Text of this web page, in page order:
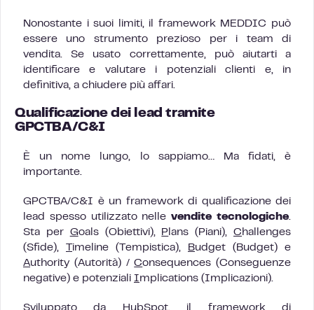
Nonostante i suoi limiti, il framework MEDDIC può
essere uno strumento prezioso per i team di
vendita. Se usato correttamente, può aiutarti a
identificare e valutare i potenziali clienti e, in
definitiva, a chiudere più affari.
Qualificazione dei lead tramite
GPCTBA/C&I
È un nome lungo, lo sappiamo… Ma fidati, è
importante.
GPCTBA/C&I è un framework di qualificazione dei
lead spesso utilizzato nellevendite tecnologiche.
Sta per Goals (Obiettivi), P lans (Piani),C hallenges
(Sfide),
imeline (Tempistica), Budget (Budget) e
Authority (Autorità) /Consequences (Conseguenze
negative) e potenziali Implications (Implicazioni).
Sviluppato da HubSpot, il framework di